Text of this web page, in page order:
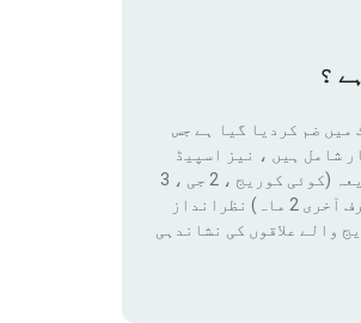
؟
میں ضم کردیا گیا ہے جس
شامل ہیں ، نیز اسپیڈ
ٹیسٹ کے نتائج اور کوریج ڈیٹا تک رسائی بھی شامل ہے۔ ان ڈیٹا کو ٹکنالوجی کے ذریعہ (کوئی کوریج ، 2 جی ، 3
جی ، 4 جی ، 4 جی + ، 5 جی) فلٹر لگانے سے کسی قابل ترتیب مدت میں (مثال کے طور پر صرف آخری 2 ماہ) نظرانداز
والے علاقوں کی نشاندہی